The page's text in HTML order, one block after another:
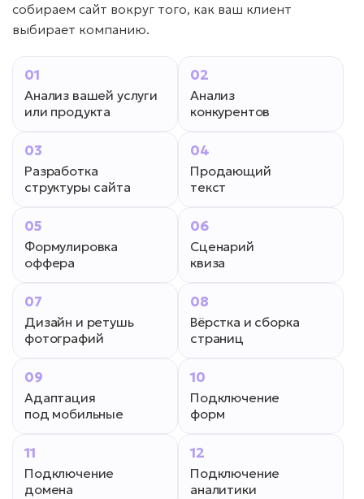
собираем сайт вокруг того, как ваш клиент
выбирает компанию.
01
Анализ вашей услуги
или продукта
02
Анализ
конкурентов
03
Разработка
структуры сайта
04
Продающий
текст
05
Формулировка
оффера
06
Сценарий
квиза
07
Дизайн и ретушь
фотографий
08
Вёрстка и сборка
страниц
09
Адаптация
под мобильные
10
Подключение
форм
11
Подключение
домена
12
Подключение
аналитики